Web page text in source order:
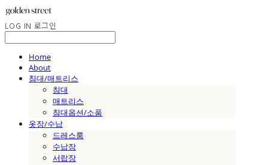
LOG IN 로그인
Home
About
침대/매트리스
침대
매트리스
침대옵션/소품
옷장/수납
드레스룸
수납장
서랍장